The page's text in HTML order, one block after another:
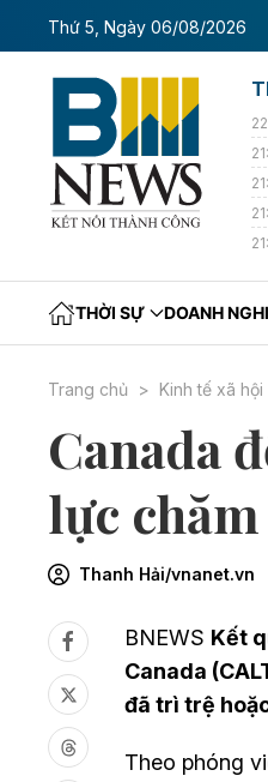
Thứ 5, Ngày 06/08/2026
tế của Thông tấn xã
THỜI SỰ DOANH
Trang chủ Kinh tế xã hội
Canada
lực
Thanh Hải/vnanet.vn
BNEWS Kết
Canada
đã trì trệ
Theo phóng